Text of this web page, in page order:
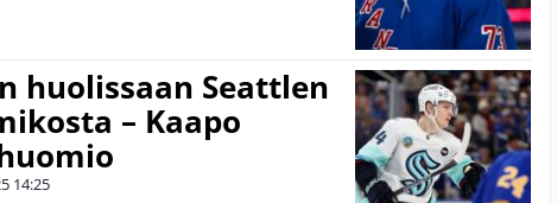
huolissaan Seattlen
– Kaapo
14:25